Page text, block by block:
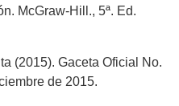
McGraw-Hill., 5ª. Ed.
(2015). Gaceta Oficial No.
de 2015.